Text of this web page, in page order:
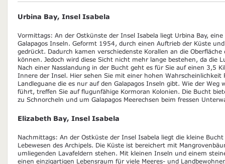
Urbina Bay, Insel Isabela
Vormittags: An der Ostkünste der Insel Isabela liegt Urbina Bay,
Galapagos Inseln. Geformt 1954, durch einen Auftrieb der Küste
gedrückt. Dadurch kamen verschiedenste Korallen an die
können. Jedoch wird diese Sicht nicht mehr lange bestehen, da die
Nach einer Nasslandung in der Bucht geht es für Sie auf einen 3,5
Innere der Insel. Hier sehen Sie mit einer hohen Wahrscheinlichkeit
Landleguane die es nur auf den Galapagos Inseln gibt. Wie der Weg
führt, treffen Sie auf flugunfähige Kormoran Kolonien. Die Bucht
zu Schnorcheln und um Galapagos Meerechsen beim fressen
Elizabeth Bay, Insel Isabela
Nachmittags: An der Ostküste der Insel Isabela liegt die kleine
Lebewesen des Archipels. Die Küste ist bereichert mit
umliegenden Lavafeldern stehen. Mit kleinen Inseln und einem
einen einzigartigen Lebensraum für viele Meeres- und